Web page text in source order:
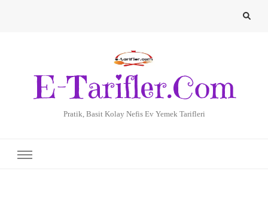
E-Tarifler.Com
Pratik, Basit Kolay Nefis Ev Yemek Tarifleri